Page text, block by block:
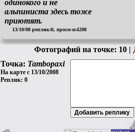
одинокого и не
альпиниста здесь тоже
приютят.
13/10/08 реплик:0, просм-в:4208
Фотографий на точке: 10 |
Точка: Tambopaxi
На карте с 13/10/2008
Реплик: 0